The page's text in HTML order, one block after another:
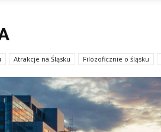
Atrakcje na Śląsku Filozoficznie o śląsku